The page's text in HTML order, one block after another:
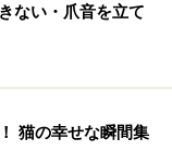
満度の許容範囲が
ない・爪音を立て
猫の幸せな瞬間集